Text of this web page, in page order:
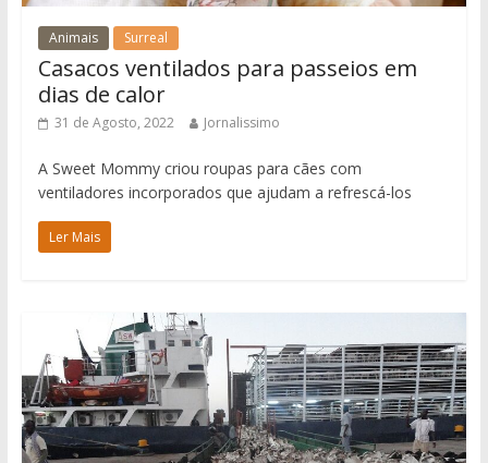
Animais Surreal
Casacos ventilados para passeios em
dias de calor
31 de Agosto, 2022 Jornalissimo
A Sweet Mommy criou roupas para cães com
ventiladores incorporados que ajudam a refrescá-los
Ler Mais